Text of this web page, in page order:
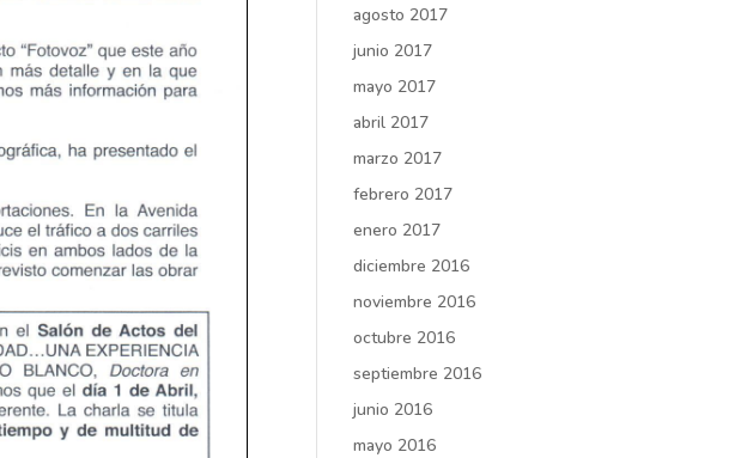
agosto 2017
junio 2017
mayo 2017
abril 2017
marzo 2017
febrero 2017
enero 2017
diciembre 2016
noviembre 2016
octubre 2016
septiembre 2016
junio 2016
mayo 2016